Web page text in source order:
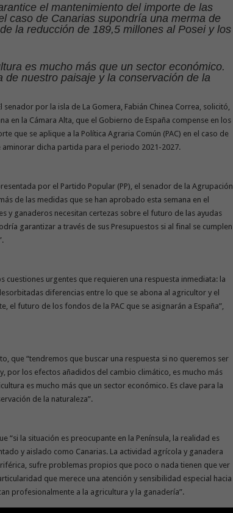
el mantenimiento del importe de las
caso de Canarias supondría una merma de
la reducción de 189,5 millones al Posei y los
es mucho más que un sector económico.
de nuestro paisaje y la conservación de la
senador por la isla de La Gomera, Fabián Chinea Correa, solicitó,
en la Cámara Alta, que el Gobierno de España compense en los
que se aplique a la Política Agraria Común (PAC) en el caso de
aminorar dicha partida para el periodo 2021-2027.
por el Partido Popular (PP), el senador de la Agrupación
de las medidas que se han aprobado esta semana en el
y ganaderos necesitan certezas sobre el futuro de las ayudas
garantizar a través de sus Presupuestos si al final se cumplen
cuestiones urgentes que requieren una respuesta inmediata: la
diferencias entre lo que se abona al agricultor y el
el futuro de los fondos de la PAC que se asignarán a España”,
que “tendremos que buscar una respuesta si no queremos ser
por los efectos añadidos del cambio climático, es mucho más
es mucho más que un sector económico. Es clave para la
de la naturaleza”.
“si la situación es preocupante en la Península, la realidad es
y aislado como Canarias. La actividad agrícola y ganadera
sufre problemas propios que poco o nada tienen que ver
que merece una atención y sensibilidad especial hacia
profesionalmente a la agricultura y la ganadería”.